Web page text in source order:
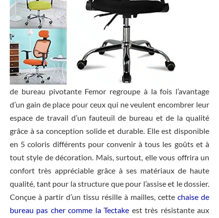
de bureau pivotante Femor regroupe à la fois l’avantage
d’un gain de place pour ceux qui ne veulent encombrer leur
espace de travail d’un fauteuil de bureau et de la qualité
grâce à sa conception solide et durable. Elle est disponible
en 5 coloris différents pour convenir à tous les goûts et à
tout style de décoration. Mais, surtout, elle vous offrira un
confort très appréciable grâce à ses matériaux de haute
qualité, tant pour la structure que pour l’assise et le dossier.
Conçue à partir d’un tissu résille à mailles, cette chaise de
bureau pas cher comme la Tectake est très résistante aux